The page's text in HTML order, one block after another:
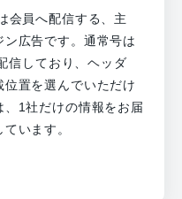
会員へ配信する、主
広告です。通常号は
信しており、ヘッダ
置を選んでいただけ
、1社だけの情報をお届
います。